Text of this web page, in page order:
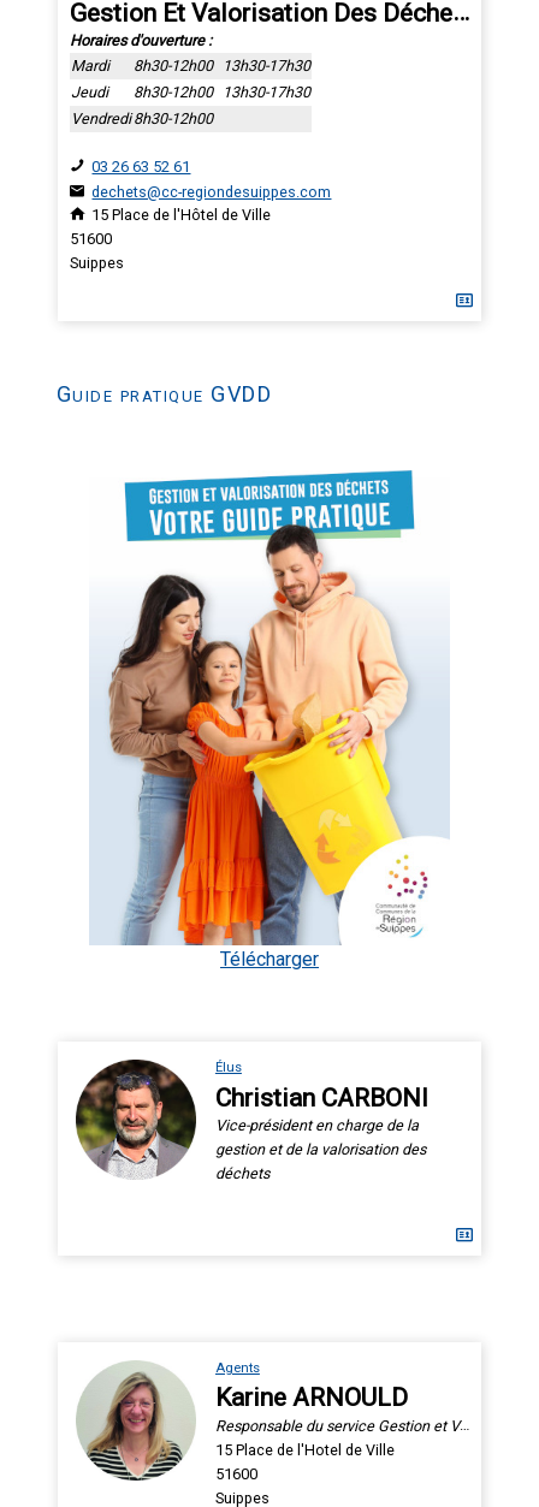
Gestion Et Valorisation Des Déchets
Horaires d'ouverture :
Mardi
8h30-12h00
13h30-17h30
Jeudi
8h30-12h00
13h30-17h30
Vendredi8h30-12h00
03 26 63 52 61
dechets@cc-regiondesuippes.com
15 Place de l'Hôtel de Ville
51600
Suippes
Guide pratique GVDD
Télécharger
Élus
Christian CARBONI
Vice-président en charge de la
gestion et de la valorisation des
déchets
Agents
Karine ARNOULD
Responsable du service Gestion et Valorisation des Déchets
15 Place de l'Hotel de Ville
51600
Suippes